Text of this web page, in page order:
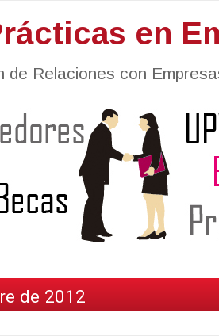
en
de Relaciones con
de 2012